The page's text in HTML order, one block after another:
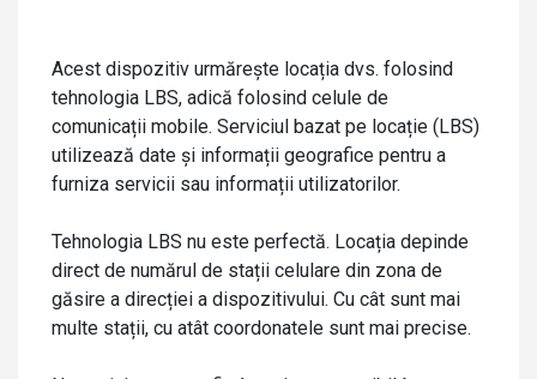
Acest dispozitiv urmărește locația dvs. folosind
tehnologia LBS, adică folosind celule de
comunicații mobile. Serviciul bazat pe locație (LBS)
utilizează date și informații geografice pentru a
furniza servicii sau informații utilizatorilor.
Tehnologia LBS nu este perfectă. Locația depinde
direct de numărul de stații celulare din zona de
găsire a direcției a dispozitivului. Cu cât sunt mai
multe stații, cu atât coordonatele sunt mai precise.